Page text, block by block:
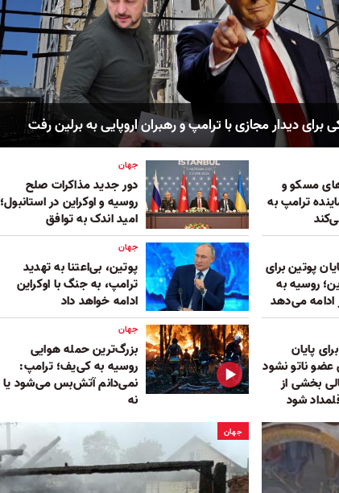
برای دیدار مجازی با ترامپ و رهبران اروپایی به برلین رفت
مسکو و
ترامپ به
پوتین برای
روسیه به
ادامه می‌دهد
پایان
عضو ناتو نشود
بخشی از
شود
جهان
دور جدید مذاکرات صلح
روسیه و اوکراین در استانبول؛
امید اندک به توافق
جهان
پوتین، بی‌اعتنا به تهدید
ترامپ، به جنگ با اوکراین
ادامه خواهد داد
جهان
بزرگ‌ترین حمله هوایی
روسیه به کی‌یف؛ ترامپ:
نمی‌دانم آتش‌بس می‌شود یا
نه
جهان